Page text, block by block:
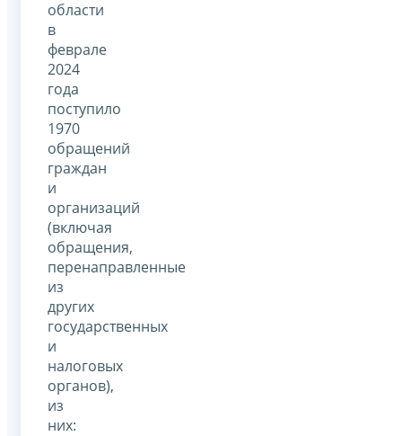
области
в
феврале
2024
года
поступило
1970
обращений
граждан
и
организаций
(включая
обращения,
перенаправленные
из
других
государственных
и
налоговых
органов),
из
них: